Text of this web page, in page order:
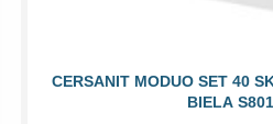
CERSANIT MODUO SET 40
BIELA